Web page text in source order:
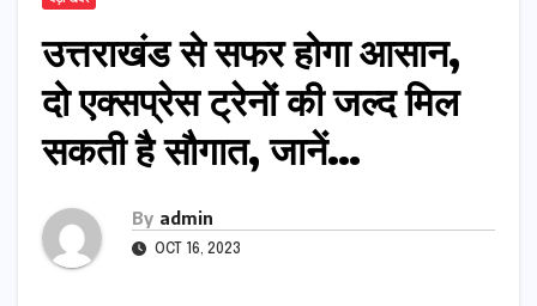
उत्तराखंड से सफर होगा आसान,
दो एक्सप्रेस ट्रेनों की जल्द मिल
सकती है सौगात, जानें…
By admin
OCT 16, 2023